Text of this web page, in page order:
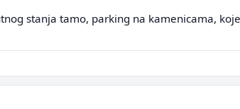
stanja tamo, parking na kamenicama,